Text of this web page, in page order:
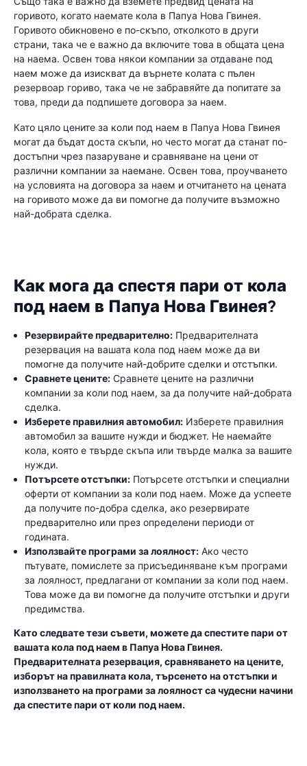
горивото, когато наемате кола в Папуа Нова Гвинея.
Горивото обикновено е по-скъпо, отколкото в други
страни, така че е важно да включите това в общата цена
на наема. Освен това някои компании за отдаване под
наем може да изискват да върнете колата с пълен
резервоар гориво, така че не забравяйте да попитате за
това, преди да подпишете договора за наем.
Като цяло цените за коли под наем в Папуа Нова Гвинея
могат да бъдат доста скъпи, но често могат да станат по-
достъпни чрез пазаруване и сравняване на цени от
различни компании за наемане. Освен това, проучването
на условията на договора за наем и отчитането на цената
на горивото може да ви помогне да получите възможно
най-добрата сделка.
Как мога да спестя пари от кола
под наем в Папуа Нова Гвинея?
Резервирайте предварително: Предварителната
резервация на вашата кола под наем може да ви
помогне да получите най-добрите сделки и отстъпки.
Сравнете цените: Сравнете цените на различни
компании за коли под наем, за да получите най-добрата
сделка.
Изберете правилния автомобил: Изберете правилния
автомобил за вашите нужди и бюджет. Не наемайте
кола, която е твърде скъпа или твърде малка за вашите
нужди.
Потърсете отстъпки: Потърсете отстъпки и специални
оферти от компании за коли под наем. Може да успеете
да получите по-добра сделка, ако резервирате
предварително или през определени периоди от
годината.
Използвайте програми за лоялност: Ако често
пътувате, помислете за присъединяване към програми
за лоялност, предлагани от компании за коли под наем.
Това може да ви помогне да получите отстъпки и други
предимства.
Като следвате тези съвети, можете да спестите пари от
вашата кола под наем в Папуа Нова Гвинея.
Предварителната резервация, сравняването на цените,
изборът на правилната кола, търсенето на отстъпки и
използването на програми за лоялност са чудесни начини
да спестите пари от коли под наем.